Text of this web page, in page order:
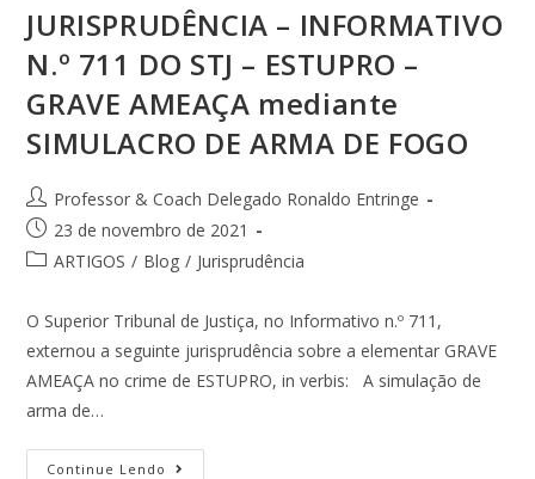
JURISPRUDÊNCIA – INFORMATIVO
N.º 711 DO STJ – ESTUPRO –
GRAVE AMEAÇA mediante
SIMULACRO DE ARMA DE FOGO
Professor & Coach Delegado Ronaldo Entringe
23 de novembro de 2021
ARTIGOS / Blog / Jurisprudência
O Superior Tribunal de Justiça, no Informativo n.º 711,
externou a seguinte jurisprudência sobre a elementar GRAVE
AMEAÇA no crime de ESTUPRO, in verbis: A simulação de
arma de…
Continue Lendo